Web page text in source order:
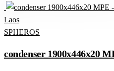
Laos
SPHEROS
condenser 1900x446x20